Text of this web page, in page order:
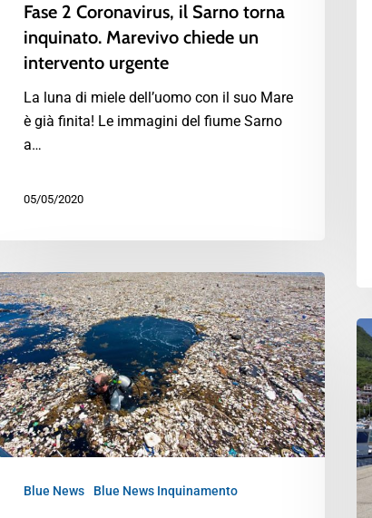
Fase 2 Coronavirus, il Sarno torna
inquinato. Marevivo chiede un
intervento urgente
La luna di miele dell’uomo con il suo Mare
è già finita! Le immagini del fiume Sarno
a…
05/05/2020
Blue News Blue News Inquinamento